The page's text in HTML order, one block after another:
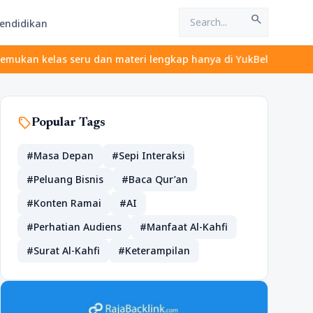
search
seru dan materi lengkap hanya di YukBelajar.com. Mulai
sellPopular Tags
#Masa Depan
#Sepi Interaksi
#Peluang Bisnis
#Baca Qur’an
#Konten Ramai
#AI
#Perhatian Audiens
#Manfaat Al-Kahfi
#Surat Al-Kahfi
#Keterampilan